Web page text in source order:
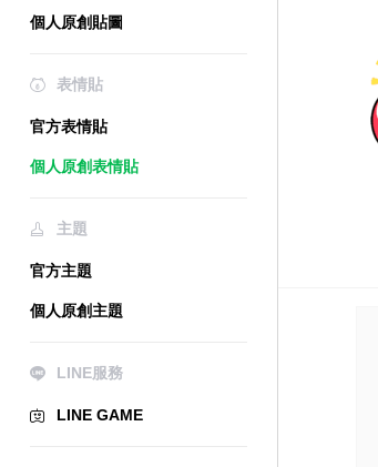
個人原創貼圖
表情貼
官方表情貼
個人原創表情貼
主題
官方主題
個人原創主題
LINE服務
LINE GAME